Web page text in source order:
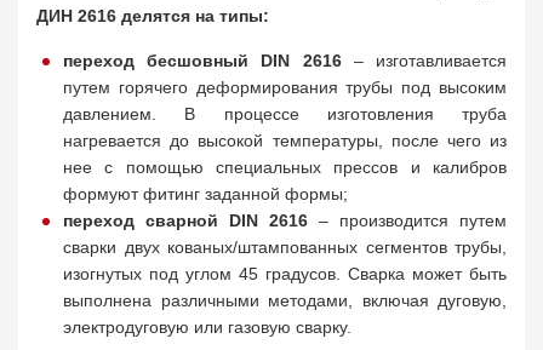
ДИН 2616 делятся на типы:
переход бесшовный DIN 2616– изготавливается
путем горячего деформирования трубы под высоким
давлением. В процессе изготовления труба
нагревается до высокой температуры, после чего из
нее с помощью специальных прессов и калибров
формуют фитинг заданной формы;
переход сварной DIN 2616 – производится путем
сварки двух кованых/штампованных сегментов трубы,
изогнутых под углом 45 градусов. Сварка может быть
выполнена различными методами, включая дуговую,
электродуговую или газовую сварку.